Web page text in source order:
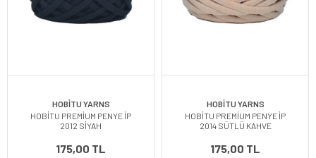
HOBİTU YARNS
HOBİTU PREMİUM PENYE İP
2012 SİYAH
175,00 TL
HOBİTU YARNS
HOBİTU PREMİUM PENYE İP
2014 SÜTLÜ KAHVE
175,00 TL